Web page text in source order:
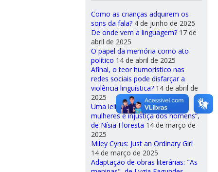
Como as crianças adquirem os
sons da fala? 4 de junho de 2025
De onde vem a linguagem? 17 de
abril de 2025
O papel da memória como ato
político 14 de abril de 2025
Afinal, o teor humorístico nas
redes sociais pode disfarçar a
violência linguística? 14 de abril de
2025
Uma leitura de “Direitos das
mulheres e injustiça dos homens”,
de Nísia Floresta 14 de março de
2025
Miley Cyrus: Just an Ordinary Girl
14 de março de 2025
Adaptação de obras literárias: "As